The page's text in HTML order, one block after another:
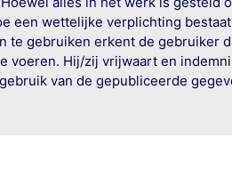
een wettelijke verplichting
gebruiken erkent de gebruiker
voeren. Hij/zij vrijwaart en
van de gepubliceerde